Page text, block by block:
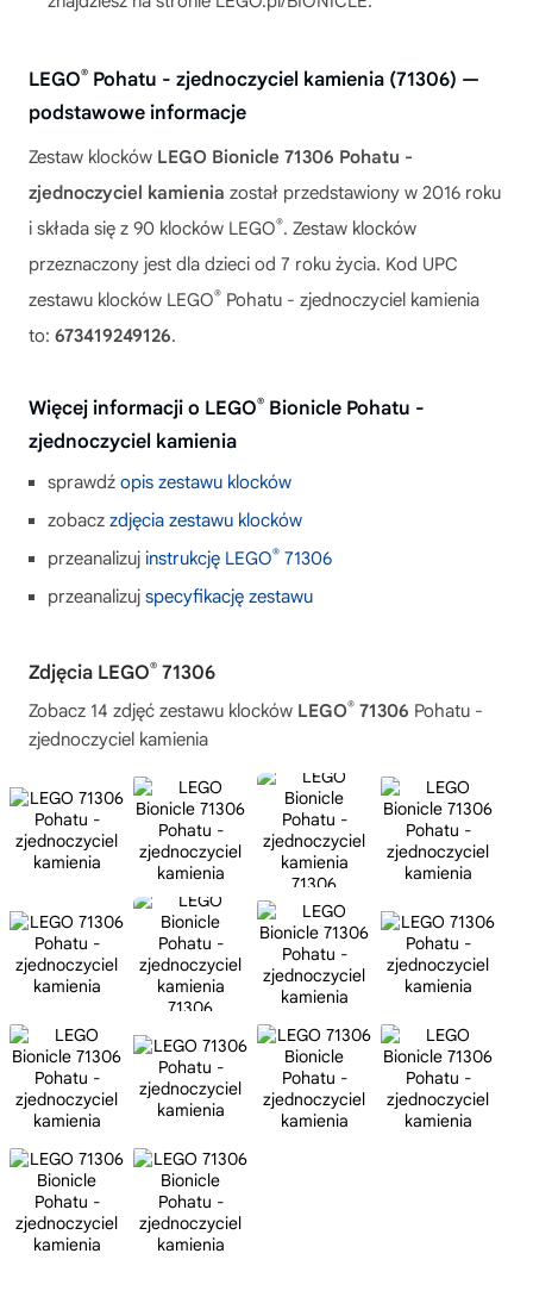
LEGO® Pohatu - zjednoczyciel kamienia (71306) —
podstawowe informacje
Zestaw klocków LEGO Bionicle 71306 Pohatu -
zjednoczyciel kamienia został przedstawiony w 2016 roku
i składa się z 90 klocków LEGO®. Zestaw klocków
przeznaczony jest dla dzieci od 7 roku życia. Kod UPC
zestawu klocków LEGO® Pohatu - zjednoczyciel kamienia
to: 673419249126.
Więcej informacji o LEGO® Bionicle Pohatu -
zjednoczyciel kamienia
sprawdź opis zestawu klocków
zobacz zdjęcia zestawu klocków
przeanalizuj instrukcję LEGO® 71306
przeanalizuj specyfikację zestawu
Zdjęcia LEGO® 71306
Zobacz 14 zdjęć zestawu klocków LEGO® 71306 Pohatu -
zjednoczyciel kamienia